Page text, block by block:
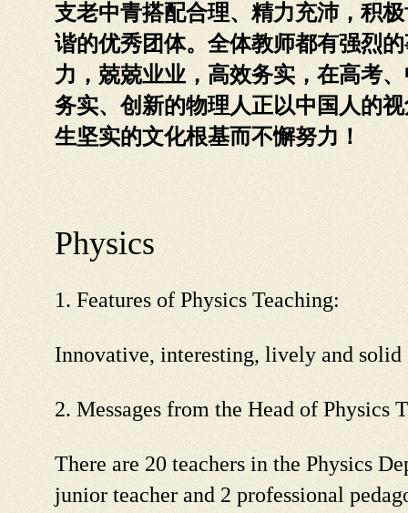
支老中青搭配合理、精力充沛，积
谐的优秀团体。全体教师都有强烈
力，兢兢业业，高效务实，在高考
务实、创新的物理人正以中国人的
生坚实的文化根基而不懈努力！
Physics
1. Features of Physics Teaching:
Innovative, interesting, lively and solid
2. Messages from the Head of Physics
There are 20 teachers in the Physics
junior teacher and 2 professional